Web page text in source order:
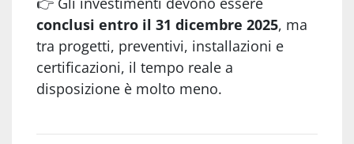
conclusi entro il 31 dicembre 2025, ma
tra progetti, preventivi, installazioni e
certificazioni, il tempo reale a
disposizione è molto meno.